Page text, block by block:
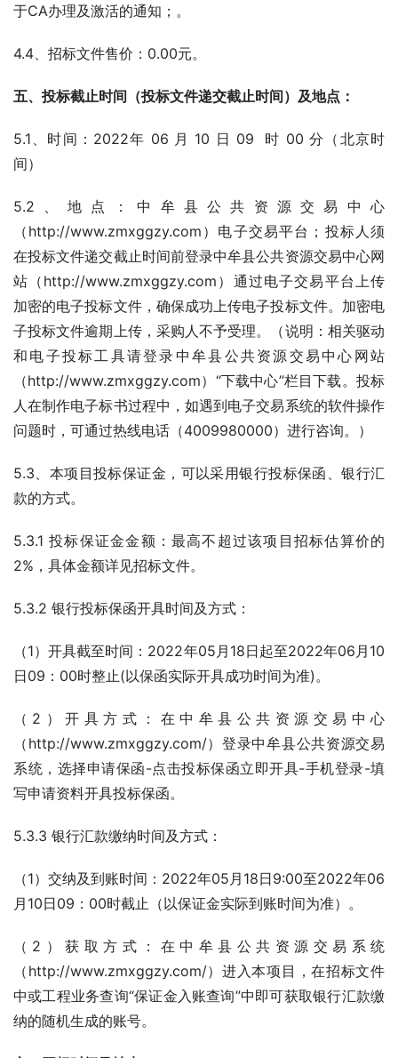
于CA办理及激活的通知；。
4.4、招标文件售价：0.00元。
五、投标截止时间（投标文件递交截止时间）及地点：
5.1、时间：2022年 06 月 10 日 09  时 00 分（北京时
间）
5.2、地点：中牟县公共资源交易中心
（http://www.zmxggzy.com）电子交易平台；投标人须
在投标文件递交截止时间前登录中牟县公共资源交易中心网
站（http://www.zmxggzy.com）通过电子交易平台上传
加密的电子投标文件，确保成功上传电子投标文件。加密电
子投标文件逾期上传，采购人不予受理。（说明：相关驱动
和电子投标工具请登录中牟县公共资源交易中心网站
（http://www.zmxggzy.com）“下载中心”栏目下载。投标
人在制作电子标书过程中，如遇到电子交易系统的软件操作
问题时，可通过热线电话（4009980000）进行咨询。）
5.3、本项目投标保证金，可以采用银行投标保函、银行汇
款的方式。
5.3.1 投标保证金金额：最高不超过该项目招标估算价的
2%，具体金额详见招标文件。
5.3.2 银行投标保函开具时间及方式：
（1）开具截至时间：2022年05月18日起至2022年06月10
日09：00时整止(以保函实际开具成功时间为准)。
（2）开具方式：在中牟县公共资源交易中心
（http://www.zmxggzy.com/）登录中牟县公共资源交易
系统，选择申请保函-点击投标保函立即开具-手机登录-填
写申请资料开具投标保函。
5.3.3 银行汇款缴纳时间及方式：
（1）交纳及到账时间：2022年05月18日9:00至2022年06
月10日09：00时截止（以保证金实际到账时间为准）。
（2）获取方式：在中牟县公共资源交易系统
（http://www.zmxggzy.com/）进入本项目，在招标文件
中或工程业务查询“保证金入账查询”中即可获取银行汇款缴
纳的随机生成的账号。